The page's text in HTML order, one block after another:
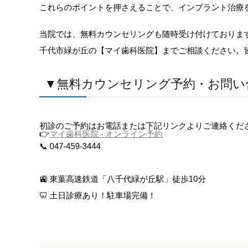
これらのポイントを押さえることで、インプラント治療
当院では、無料カウンセリングも随時受け付けており
千代市緑が丘の【マイ歯科医院】までご相談ください
▼無料カウンセリング予約・お問
初診のご予約はお電話または下記リンクよりご連絡く
👉マイ歯科医院 - オンライン予約
📞 047-459-3444
🚉 東葉高速鉄道「八千代緑が丘駅」徒歩10分
🦷 土日診療あり！駐車場完備！